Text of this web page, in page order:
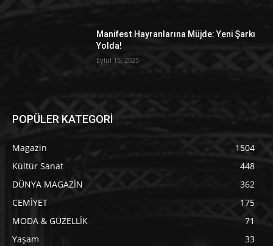
Manifest Hayranlarına Müjde: Yeni Şarkı
Yolda!
Eylül 15, 2025
POPÜLER KATEGORİ
Magazin
1504
Kültür Sanat
448
DÜNYA MAGAZİN
362
CEMİYET
175
MODA & GÜZELLİK
71
Yaşam
33